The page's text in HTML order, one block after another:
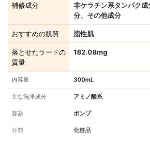
補修成分
非ケラチン系タンパク
分、その他成分
おすすめの肌質 脂性肌
落とせたラードの
質量
182.08mg
内容量 300mL
主な洗浄成分 アミノ酸系
容器 ポンプ
分類 化粧品